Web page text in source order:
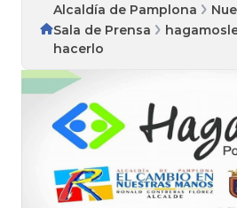
Alcaldía de Pamplona
Sala de Prensa
hacerlo